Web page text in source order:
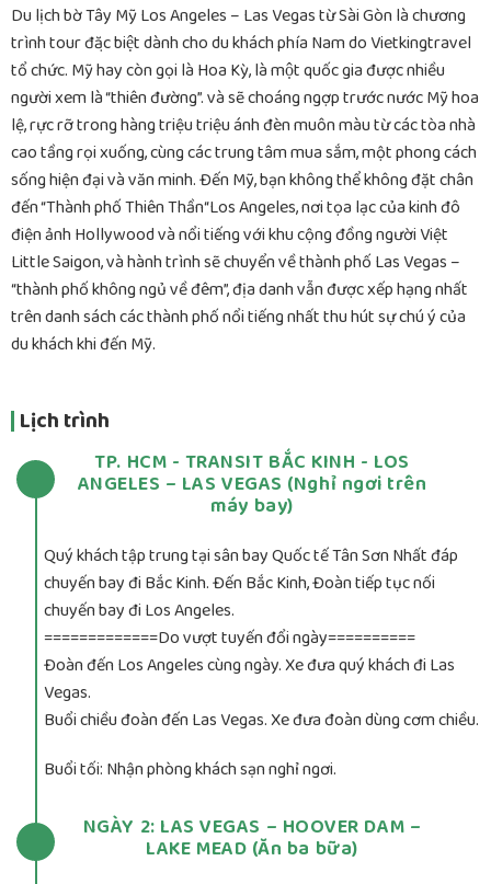
Du lịch bờ Tây Mỹ Los Angeles – Las Vegas từ Sài Gòn là chương
trình tour đặc biệt dành cho du khách phía Nam do Vietkingtravel
tổ chức. Mỹ hay còn gọi là Hoa Kỳ, là một quốc gia được nhiều
người xem là “thiên đường”. và sẽ choáng ngợp trước nước Mỹ hoa
lệ, rực rỡ trong hàng triệu triệu ánh đèn muôn màu từ các tòa nhà
cao tầng rọi xuống, cùng các trung tâm mua sắm, một phong cách
sống hiện đại và văn minh. Đến Mỹ, bạn không thể không đặt chân
đến “Thành phố Thiên Thần“Los Angeles, nơi tọa lạc của kinh đô
điện ảnh Hollywood và nổi tiếng với khu cộng đồng người Việt
Little Saigon, và hành trình sẽ chuyển về thành phố Las Vegas –
“thành phố không ngủ về đêm”, địa danh vẫn được xếp hạng nhất
trên danh sách các thành phố nổi tiếng nhất thu hút sự chú ý của
du khách khi đến Mỹ.
Lịch trình
TP. HCM - TRANSIT BẮC KINH - LOS
ANGELES – LAS VEGAS (Nghỉ ngơi trên
máy bay)
Quý khách tập trung tại sân bay Quốc tế Tân Sơn Nhất đáp
chuyến bay đi Bắc Kinh. Đến Bắc Kinh, Đoàn tiếp tục nối
chuyến bay đi Los Angeles.
=============Do vượt tuyến đổi ngày==========
Đoàn đến Los Angeles cùng ngày. Xe đưa quý khách đi Las
Vegas.
Buổi chiều đoàn đến Las Vegas. Xe đưa đoàn dùng cơm chiều.
Buổi tối: Nhận phòng khách sạn nghỉ ngơi.
NGÀY 2: LAS VEGAS – HOOVER DAM –
LAKE MEAD (Ăn ba bữa)